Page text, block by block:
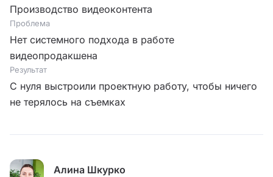
Производство видеоконтента
Проблема
Нет системного подхода в работе
видеопродакшена
Результат
С нуля выстроили проектную работу, чтобы ничего
не терялось на съемках
Алина Шкурко